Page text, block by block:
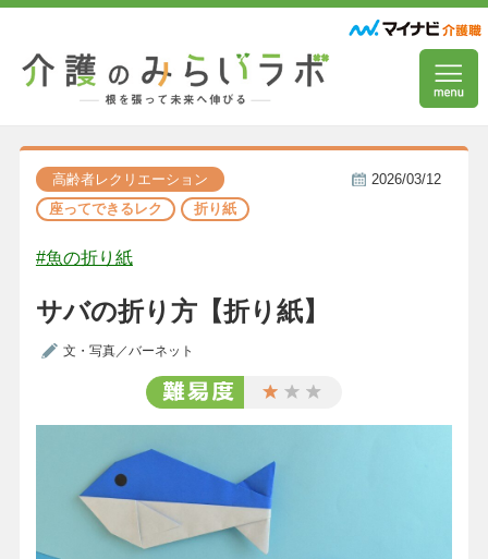
高齢者レクリエーション
座ってできるレク
折り紙
2026/03/12
#魚の折り紙
サバの折り方【折り紙】
文・写真／バーネット